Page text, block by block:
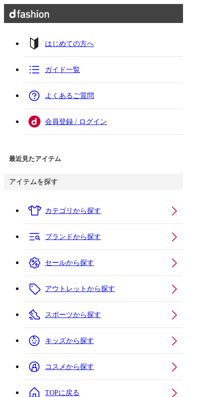
はじめての方へ
ガイド一覧
よくあるご質問
会員登録 / ログイン
最近見たアイテム
アイテムを探す
カテゴリから探す
ブランドから探す
セールから探す
アウトレットから探す
スポーツから探す
キッズから探す
コスメから探す
TOPに戻る